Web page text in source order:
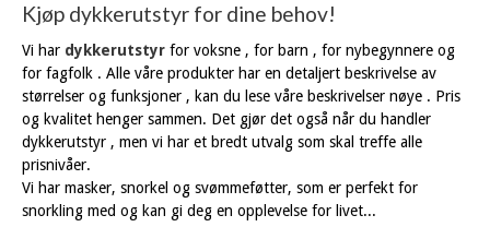
Kjøp dykkerutstyr for dine behov!
Vi har dykkerutstyr for voksne , for barn , for nybegynnere og
for fagfolk . Alle våre produkter har en detaljert beskrivelse av
størrelser og funksjoner , kan du lese våre beskrivelser nøye . Pris
og kvalitet henger sammen. Det gjør det også når du handler
dykkerutstyr , men vi har et bredt utvalg som skal treffe alle
prisnivåer.
Vi har masker, snorkel og svømmeføtter, som er perfekt for
snorkling med og kan gi deg en opplevelse for livet...